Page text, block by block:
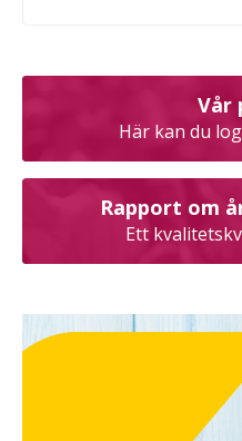
Vår
Här kan du
Rapport om
Ett